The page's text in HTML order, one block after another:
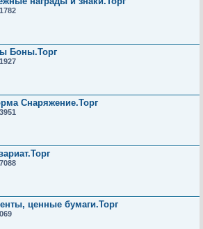
Боны.Торг
Снаряжение.Торг
ценные бумаги.Торг